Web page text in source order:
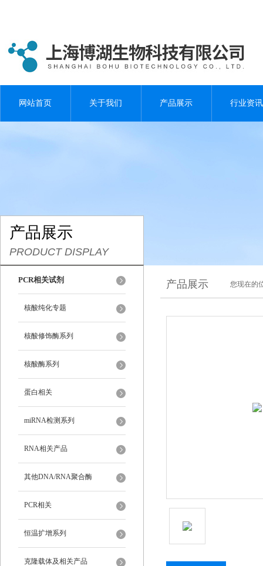
网站首页 关于我们 产品展示 行业资讯
产品展示
PRODUCT DISPLAY
PCR相关试剂
核酸纯化专题
核酸修饰酶系列
核酸酶系列
蛋白相关
miRNA检测系列
RNA相关产品
其他DNA/RNA聚合酶
PCR相关
恒温扩增系列
克隆载体及相关产品
产品展示 您现在的